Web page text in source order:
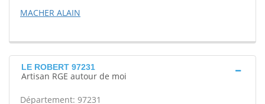
MACHER ALAIN
LE ROBERT 97231
Artisan RGE autour de moi
Département: 97231